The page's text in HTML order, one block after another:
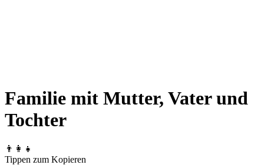
Familie mit Mutter, Vater und
Tochter
👨‍👩‍👧
Tippen zum Kopieren